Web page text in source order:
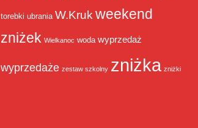
torebki ubrania W.Kruk weekend
zniżek Wielkanoc woda wyprzedaż
wyprzedaże zestaw szkolny zniżka zniżki